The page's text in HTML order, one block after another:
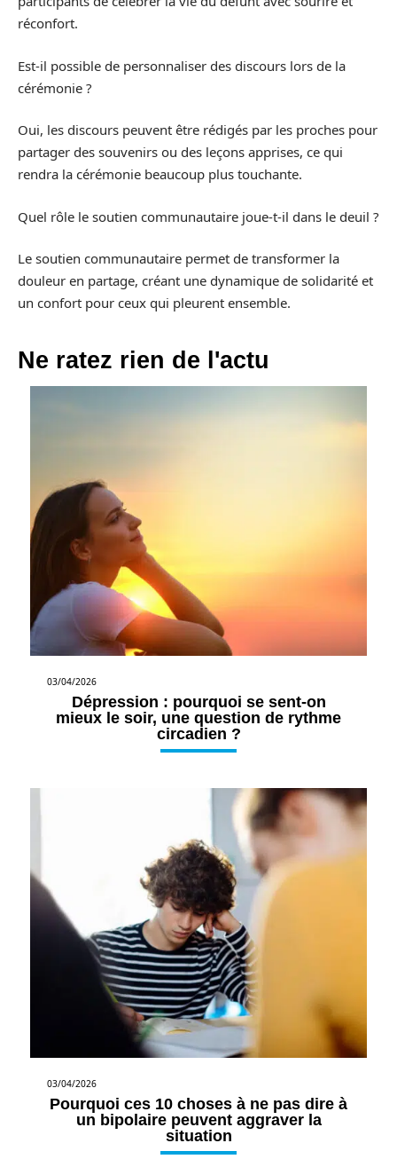
réconfort.
Est-il possible de personnaliser des discours lors de la
cérémonie ?
Oui, les discours peuvent être rédigés par les proches pour
partager des souvenirs ou des leçons apprises, ce qui
rendra la cérémonie beaucoup plus touchante.
Quel rôle le soutien communautaire joue-t-il dans le deuil ?
Le soutien communautaire permet de transformer la
douleur en partage, créant une dynamique de solidarité et
un confort pour ceux qui pleurent ensemble.
Ne ratez rien de l'actu
03/04/2026
Dépression : pourquoi se sent-on
mieux le soir, une question de rythme
circadien ?
03/04/2026
Pourquoi ces 10 choses à ne pas dire à
un bipolaire peuvent aggraver la
situation